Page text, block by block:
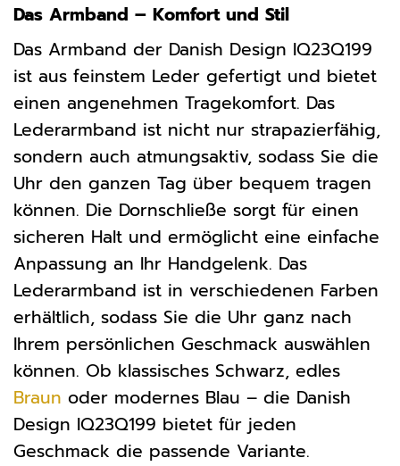
Das Armband – Komfort und Stil
Das Armband der Danish Design IQ23Q199
ist aus feinstem Leder gefertigt und bietet
einen angenehmen Tragekomfort. Das
Lederarmband ist nicht nur strapazierfähig,
sondern auch atmungsaktiv, sodass Sie die
Uhr den ganzen Tag über bequem tragen
können. Die Dornschließe sorgt für einen
sicheren Halt und ermöglicht eine einfache
Anpassung an Ihr Handgelenk. Das
Lederarmband ist in verschiedenen Farben
erhältlich, sodass Sie die Uhr ganz nach
Ihrem persönlichen Geschmack auswählen
können. Ob klassisches Schwarz, edles
Braun oder modernes Blau – die Danish
Design IQ23Q199 bietet für jeden
Geschmack die passende Variante.